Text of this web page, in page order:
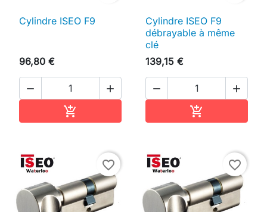
Cylindre ISEO F9
96,80 €
 

Cylindre ISEO F9
débrayable à même
clé
139,15 €
 

favorite_border favorite_border